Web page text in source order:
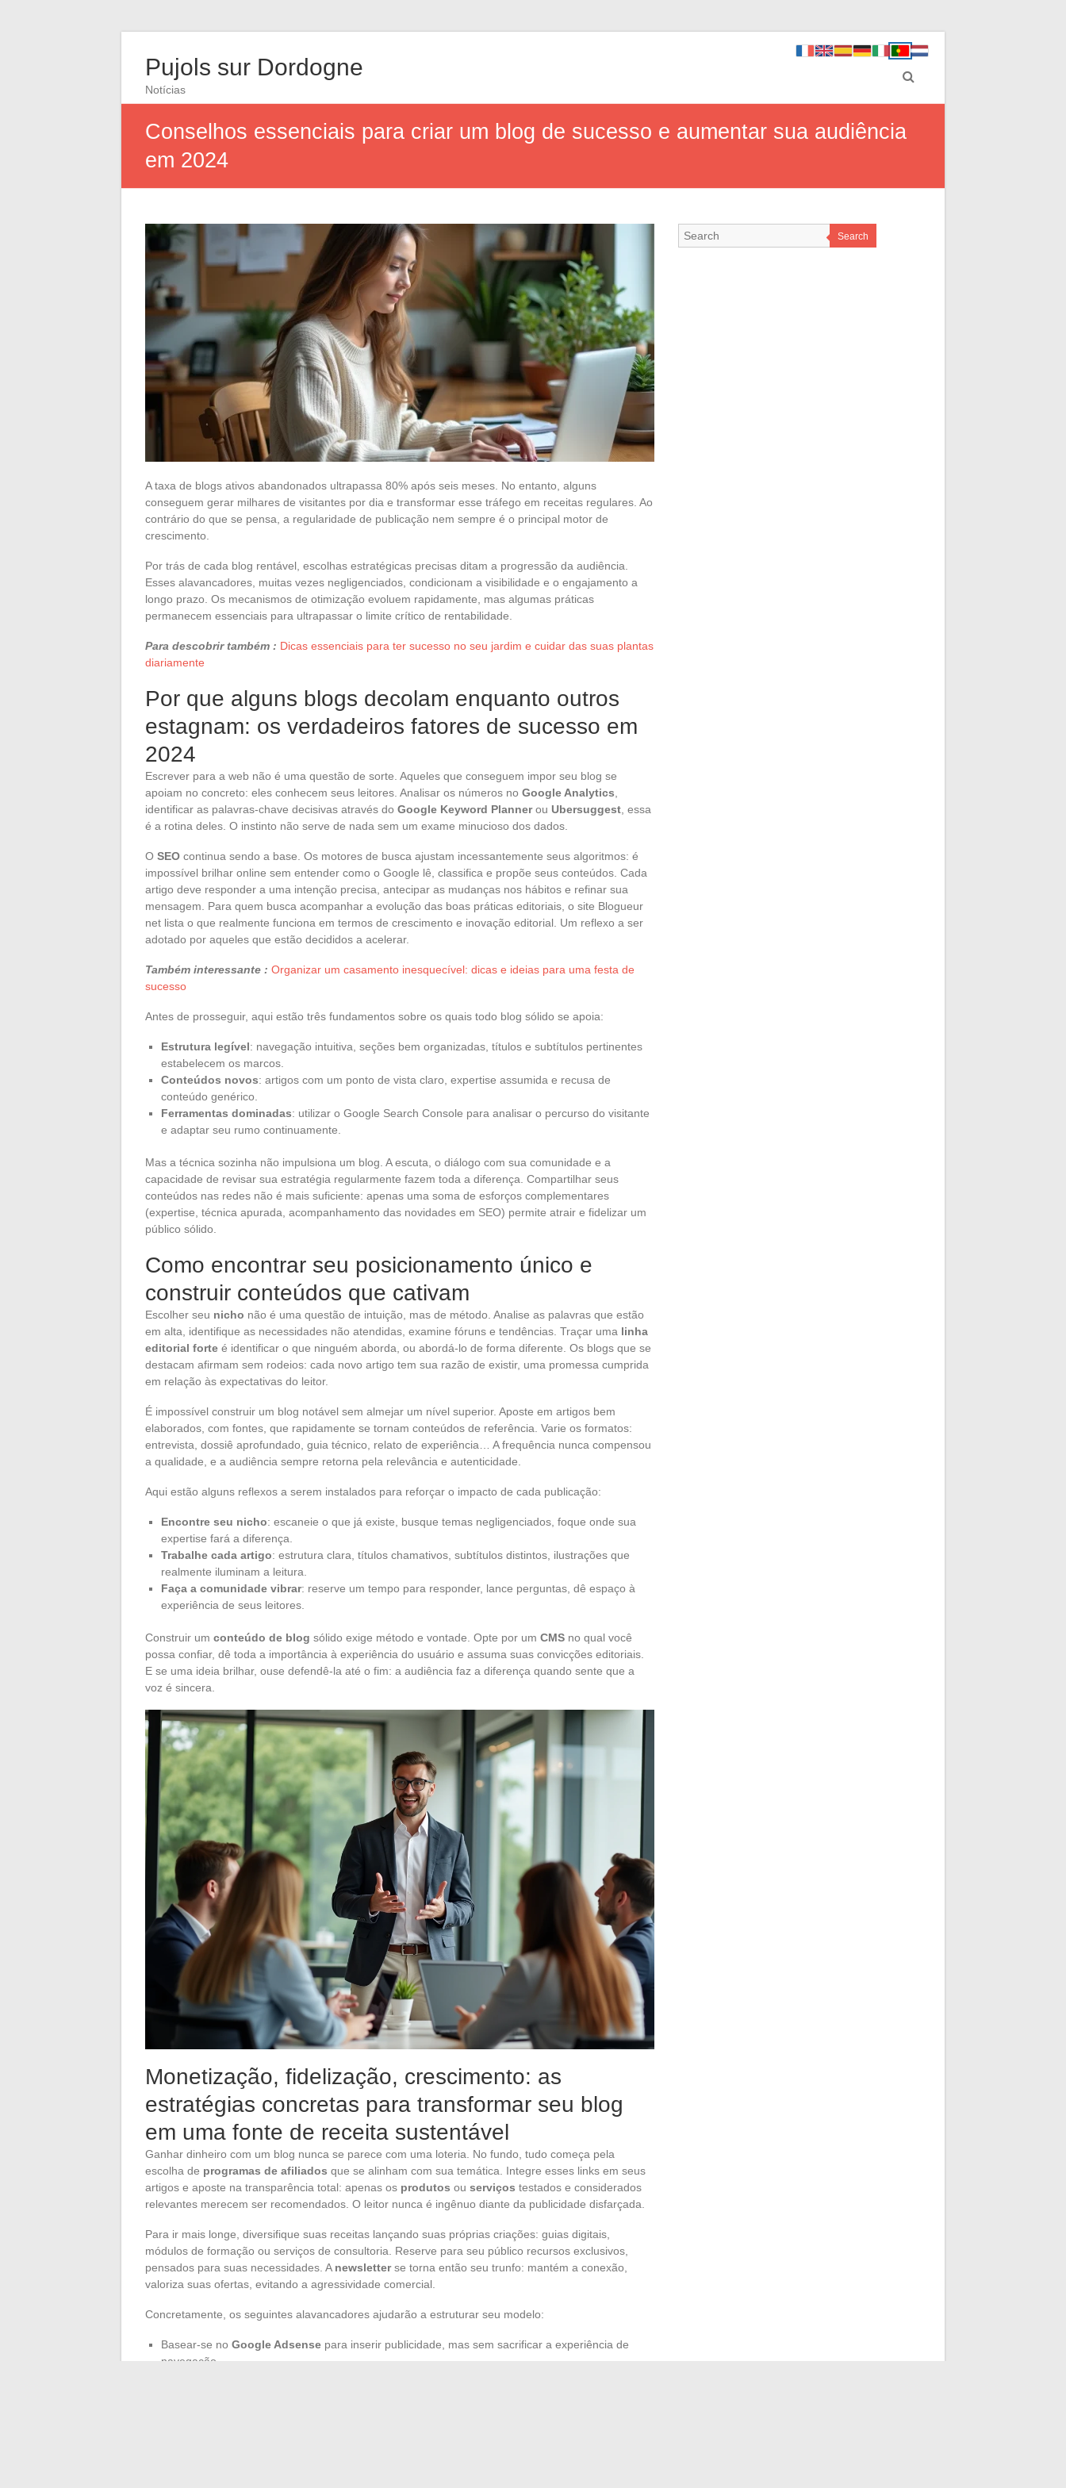
Pujols sur Dordogne
Notícias
Conselhos essenciais para criar um blog de sucesso e aumentar sua audiência
em 2024
A taxa de blogs ativos abandonados ultrapassa 80% após seis meses. No entanto, alguns
conseguem gerar milhares de visitantes por dia e transformar esse tráfego em receitas regulares. Ao
contrário do que se pensa, a regularidade de publicação nem sempre é o principal motor de
crescimento.
Por trás de cada blog rentável, escolhas estratégicas precisas ditam a progressão da audiência.
Esses alavancadores, muitas vezes negligenciados, condicionam a visibilidade e o engajamento a
longo prazo. Os mecanismos de otimização evoluem rapidamente, mas algumas práticas
permanecem essenciais para ultrapassar o limite crítico de rentabilidade.
Para descobrir também : Dicas essenciais para ter sucesso no seu jardim e cuidar das suas plantas
diariamente
Por que alguns blogs decolam enquanto outros
estagnam: os verdadeiros fatores de sucesso em
2024
Escrever para a web não é uma questão de sorte. Aqueles que conseguem impor seu blog se
apoiam no concreto: eles conhecem seus leitores. Analisar os números no Google Analytics
identificar as palavras-chave decisivas através do Google Keyword Plannerou Ubersuggest , essa
é a rotina deles. O instinto não serve de nada sem um exame minucioso dos dados.
O SEO continua sendo a base. Os motores de busca ajustam incessantemente seus algoritmos: é
impossível brilhar online sem entender como o Google lê, classifica e propõe seus conteúdos. Cada
artigo deve responder a uma intenção precisa, antecipar as mudanças nos hábitos e refinar sua
mensagem. Para quem busca acompanhar a evolução das boas práticas editoriais, o site Blogueur
net lista o que realmente funciona em termos de crescimento e inovação editorial. Um reflexo a ser
adotado por aqueles que estão decididos a acelerar.
Também interessante : Organizar um casamento inesquecível: dicas e ideias para uma festa de
sucesso
Antes de prosseguir, aqui estão três fundamentos sobre os quais todo blog sólido se apoia:
Estrutura legível: navegação intuitiva, seções bem organizadas, títulos e subtítulos pertinentes
estabelecem os marcos.
Conteúdos novos: artigos com um ponto de vista claro, expertise assumida e recusa de
conteúdo genérico.
Ferramentas dominadas: utilizar o Google Search Console para analisar o percurso do visitante
e adaptar seu rumo continuamente.
Mas a técnica sozinha não impulsiona um blog. A escuta, o diálogo com sua comunidade e a
capacidade de revisar sua estratégia regularmente fazem toda a diferença. Compartilhar seus
conteúdos nas redes não é mais suficiente: apenas uma soma de esforços complementares
(expertise, técnica apurada, acompanhamento das novidades em SEO) permite atrair e fidelizar um
público sólido.
Como encontrar seu posicionamento único e
construir conteúdos que cativam
Escolher seu nicho não é uma questão de intuição, mas de método. Analise as palavras que estão
em alta, identifique as necessidades não atendidas, examine fóruns e tendências. Traçar uma linha
editorial forte é identificar o que ninguém aborda, ou abordá-lo de forma diferente. Os blogs que se
destacam afirmam sem rodeios: cada novo artigo tem sua razão de existir, uma promessa cumprida
em relação às expectativas do leitor.
É impossível construir um blog notável sem almejar um nível superior. Aposte em artigos bem
elaborados, com fontes, que rapidamente se tornam conteúdos de referência. Varie os formatos:
entrevista, dossiê aprofundado, guia técnico, relato de experiência… A frequência nunca compensou
a qualidade, e a audiência sempre retorna pela relevância e autenticidade.
Aqui estão alguns reflexos a serem instalados para reforçar o impacto de cada publicação:
Encontre seu nicho: escaneie o que já existe, busque temas negligenciados, foque onde sua
expertise fará a diferença.
Trabalhe cada artigo: estrutura clara, títulos chamativos, subtítulos distintos, ilustrações que
realmente iluminam a leitura.
Faça a comunidade vibrar: reserve um tempo para responder, lance perguntas, dê espaço à
experiência de seus leitores.
Construir um conteúdo de blog sólido exige método e vontade. Opte por um CMS no qual você
possa confiar, dê toda a importância à experiência do usuário e assuma suas convicções editoriais.
E se uma ideia brilhar, ouse defendê-la até o fim: a audiência faz a diferença quando sente que a
voz é sincera.
Monetização, fidelização, crescimento: as
estratégias concretas para transformar seu blog
em uma fonte de receita sustentável
Ganhar dinheiro com um blog nunca se parece com uma loteria. No fundo, tudo começa pela
escolha de programas de afiliados que se alinham com sua temática. Integre esses links em seus
artigos e aposte na transparência total: apenas os produtos ou serviços testados e considerados
relevantes merecem ser recomendados. O leitor nunca é ingênuo diante da publicidade disfarçada.
Para ir mais longe, diversifique suas receitas lançando suas próprias criações: guias digitais,
módulos de formação ou serviços de consultoria. Reserve para seu público recursos exclusivos,
pensados para suas necessidades. A newsletterse torna então seu trunfo: mantém a conexão,
valoriza suas ofertas, evitando a agressividade comercial.
Concretamente, os seguintes alavancadores ajudarão a estruturar seu modelo:
Basear-se no Google Adsense para inserir publicidade, mas sem sacrificar a experiência de
navegação.
Search